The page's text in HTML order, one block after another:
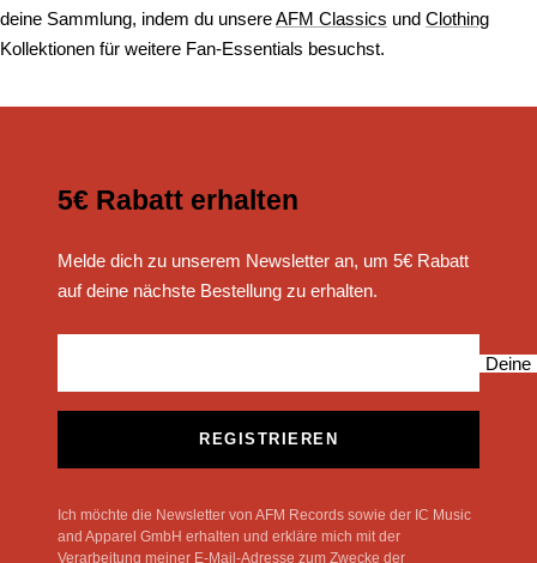
deine Sammlung, indem du unsereAFM Classics und Clothing
Kollektionen für weitere Fan-Essentials besuchst.
5€ Rabatt erhalten
Melde dich zu unserem Newsletter an, um 5€ Rabatt
auf deine nächste Bestellung zu erhalten.
Deine
REGISTRIEREN
Ich möchte die Newsletter von AFM Records sowie der IC Music
and Apparel GmbH erhalten und erkläre mich mit der
Verarbeitung meiner E-Mail-Adresse zum Zwecke der